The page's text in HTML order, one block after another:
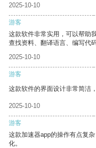
2025-10-10
游客
这款软件非常实用，可以帮助
查找资料、翻译语言、编写代码
2025-10-10
游客
这款软件的界面设计非常简洁
2025-10-10
游客
这款加速器app的操作有点复
化。